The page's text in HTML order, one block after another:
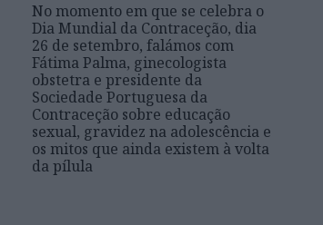
No momento em que se celebra o
Dia Mundial da Contraceção, dia
26 de setembro, falámos com
Fátima Palma, ginecologista
obstetra e presidente da
Sociedade Portuguesa da
Contraceção sobre educação
sexual, gravidez na adolescência e
os mitos que ainda existem à volta
da pílula